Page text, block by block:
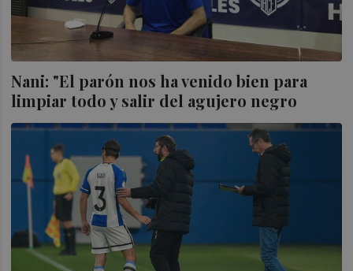
Nani: "El parón nos ha venido bien para
limpiar todo y salir del agujero negro